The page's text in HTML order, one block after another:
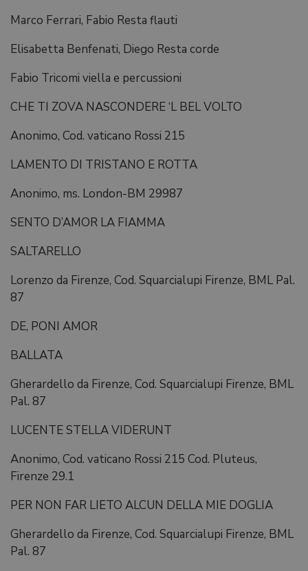
Marco Ferrari, Fabio Resta flauti
Elisabetta Benfenati, Diego Resta corde
Fabio Tricomi viella e percussioni
CHE TI ZOVA NASCONDERE ‘L BEL VOLTO
Anonimo, Cod. vaticano Rossi 215
LAMENTO DI TRISTANO E ROTTA
Anonimo, ms. London-BM 29987
SENTO D’AMOR LA FIAMMA
SALTARELLO
Lorenzo da Firenze, Cod. Squarcialupi Firenze, BML Pal.
87
DE, PONI AMOR
BALLATA
Gherardello da Firenze, Cod. Squarcialupi Firenze, BML
Pal. 87
LUCENTE STELLA VIDERUNT
Anonimo, Cod. vaticano Rossi 215 Cod. Pluteus,
Firenze 29.1
PER NON FAR LIETO ALCUN DELLA MIE DOGLIA
Gherardello da Firenze, Cod. Squarcialupi Firenze, BML
Pal. 87